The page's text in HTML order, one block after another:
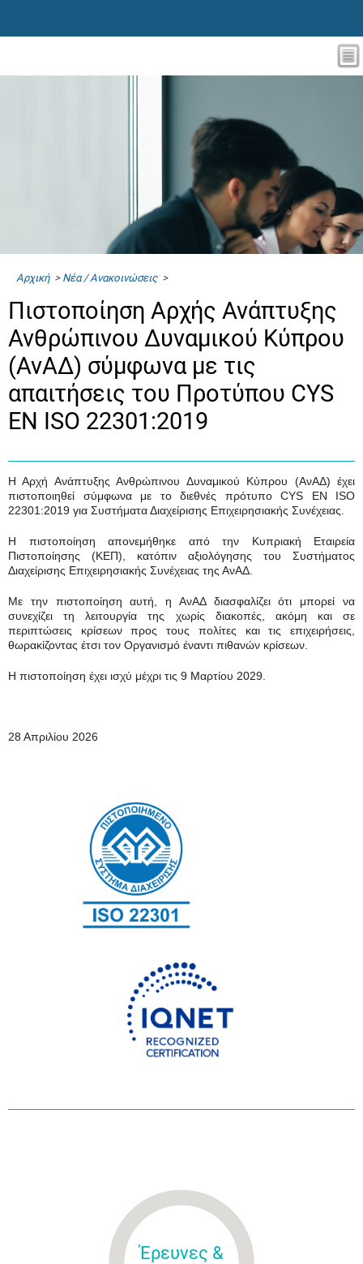
Αρχική> Νέα / Ανακοινώσεις>
Πιστοποίηση Αρχής Ανάπτυξης
Ανθρώπινου Δυναμικού Κύπρου
(ΑνΑΔ) σύμφωνα με τις
απαιτήσεις του Προτύπου CYS
EN ISO 22301:2019
Η Αρχή Ανάπτυξης Ανθρώπινου Δυναμικού Κύπρου (ΑνΑΔ) έχει
πιστοποιηθεί σύμφωνα με το διεθνές πρότυπο CYS EN ISO
22301:2019 για Συστήματα Διαχείρισης Επιχειρησιακής Συνέχειας.
Η πιστοποίηση απονεμήθηκε από την Κυπριακή Εταιρεία
Πιστοποίησης (ΚΕΠ), κατόπιν αξιολόγησης του Συστήματος
Διαχείρισης Επιχειρησιακής Συνέχειας της ΑνΑΔ.
Με την πιστοποίηση αυτή, η ΑνΑΔ διασφαλίζει ότι μπορεί να
συνεχίζει τη λειτουργία της χωρίς διακοπές, ακόμη και σε
περιπτώσεις κρίσεων προς τους πολίτες και τις επιχειρήσεις,
θωρακίζοντας έτσι τον Οργανισμό έναντι πιθανών κρίσεων.
Η πιστοποίηση έχει ισχύ μέχρι τις 9 Μαρτίου 2029.
28 Απριλίου 2026
Έρευνες &